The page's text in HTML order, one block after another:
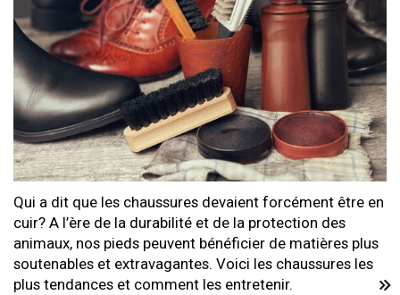
Qui a dit que les chaussures devaient forcément être en
cuir? A l’ère de la durabilité et de la protection des
animaux, nos pieds peuvent bénéficier de matières plus
soutenables et extravagantes. Voici les chaussures les
plus tendances et comment les entretenir.